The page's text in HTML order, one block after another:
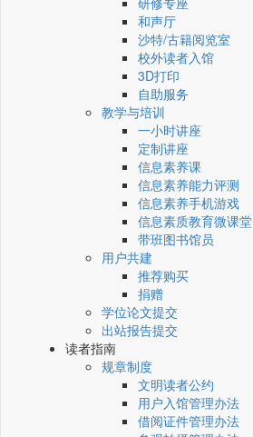
和声厅
沙特/古籍阅览室
校外读者入馆
3D打印
自助服务
教学与培训
一小时讲座
定制讲座
信息素养课
信息素养能力评测
信息素养手机游戏
信息素质教育微课堂
带班图书馆员
用户共建
推荐购买
捐赠
学位论文提交
出站报告提交
读者指南
规章制度
文明读者公约
用户入馆管理办法
借阅证件管理办法